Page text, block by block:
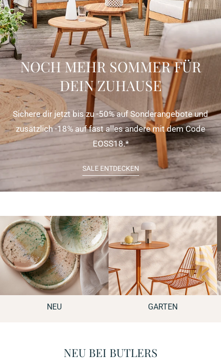
NOCH MEHR SOMMER FÜR
DEIN ZUHAUSE
Sichere dir jetzt bis zu -50% auf Sonderangebote und
zusätzlich -18% auf fast alles andere mit dem Code
EOSS18.*
SALE ENTDECKEN
NEU GARTEN
NEU BEI BUTLERS